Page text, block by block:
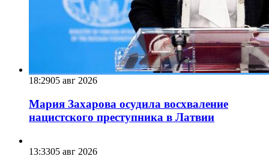
18:2905 авг 2026
Мария Захарова осудила восхваление
нацистского преступника в Латвии
13:3305 авг 2026